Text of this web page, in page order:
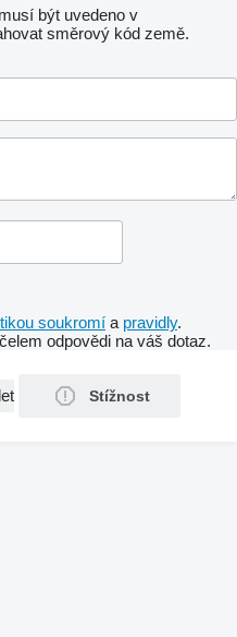
být uvedeno v
směrový kód země.
soukromí a pravidly.
odpovědi na váš dotaz.
Stížnost